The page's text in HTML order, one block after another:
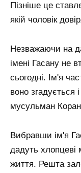
Пізніше це
якій чоловік
Незважаючи на
імені Гасану не
сьогодні. Ім'я
воно згадується
мусульман
Вибравши ім'я
дадуть
життя. Решта